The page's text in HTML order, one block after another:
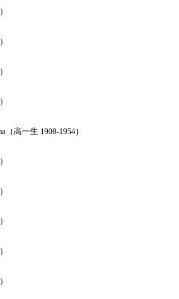
（高一生 1908-1954）